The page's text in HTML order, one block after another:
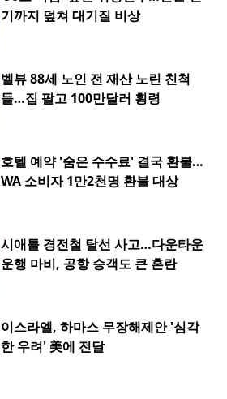
기까지 덮쳐 대기질 비상
벨뷰 88세 노인 전 재산 노린 친척
들…집 팔고 100만달러 횡령
호텔 예약 '숨은 수수료' 결국 환불…
WA 소비자 1만2천명 환불 대상
시애틀 경전철 탈선 사고…다운타운
운행 마비, 공항 승객도 큰 혼란
이스라엘, 하마스 무장해제안 '심각
한 우려' 美에 전달